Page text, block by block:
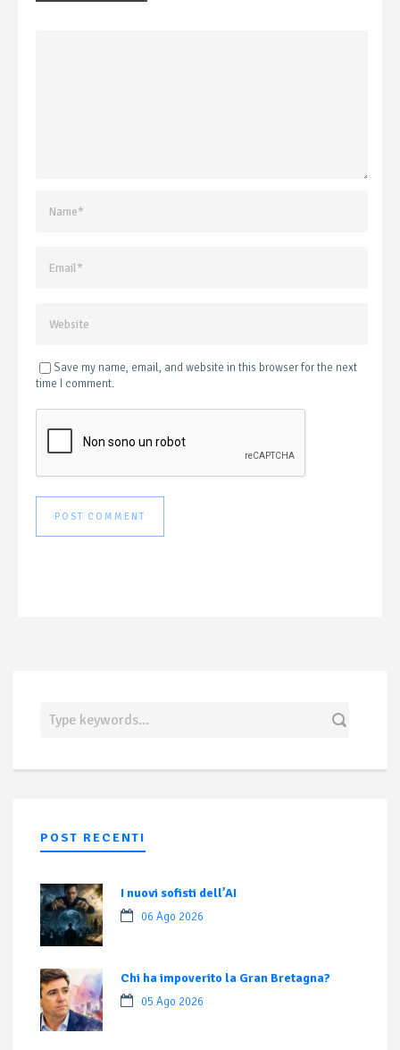
Save my name, email, and website in this browser for the next
time I comment.
POST RECENTI
I nuovi sofisti dell’AI
06 Ago 2026
Chi ha impoverito la Gran Bretagna?
05 Ago 2026